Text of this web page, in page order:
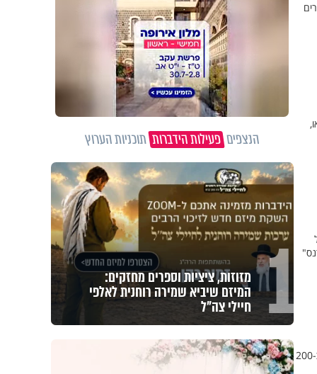
169 חולים מחוברים
בתום הערכת מצב, הנחה שר הביטחון בני גנץ להתחיל בעבודת המטה הנדרשת להקמת בית חולים שדה שיכיל כ-200
הנצפיםפעילות הידברותתוכניות הערוץ
1 מזוזות, ציציות וספרים מחזקים:
המיזם שיביא שמירה רוחנית לאלפי
חיילי צה"ל